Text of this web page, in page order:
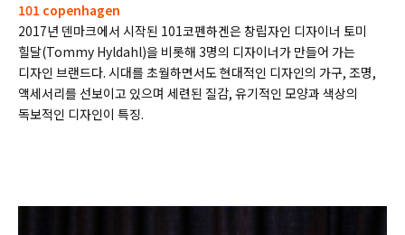
101 copenhagen
2017년 덴마크에서 시작된 101코펜하겐은 창립자인 디자이너 토미
힐달(Tommy Hyldahl)을 비롯해 3명의 디자이너가 만들어 가는
디자인 브랜드다. 시대를 초월하면서도 현대적인 디자인의 가구, 조명,
액세서리를 선보이고 있으며 세련된 질감, 유기적인 모양과 색상의
독보적인 디자인이 특징.